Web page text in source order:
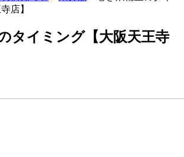
店】
タイミング【大阪天王寺